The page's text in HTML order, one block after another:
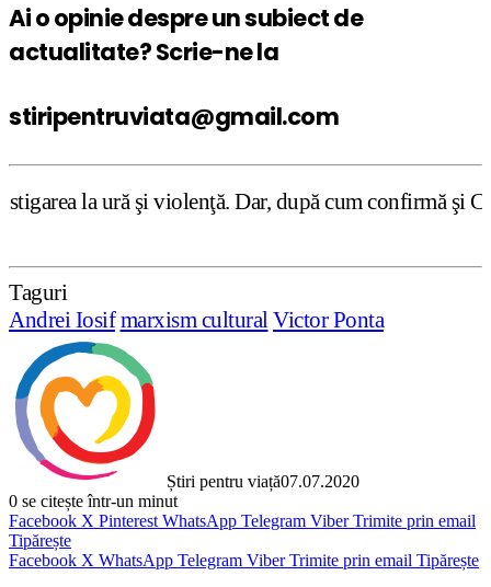
Ai o opinie despre un subiect de
actualitate? Scrie-ne la
stiripentruviata@gmail.com
şi violenţă. Dar, după cum confirmă şi CEDO în
Taguri
Andrei Iosif marxism culturalVictor Ponta
Știri pentru viață07.07.2020
0 se citește într-un minut
Facebook X Pinterest WhatsApp Telegram Viber Trimite prin email
Tipărește
Facebook X WhatsApp Telegram Viber Trimite prin email Tipărește